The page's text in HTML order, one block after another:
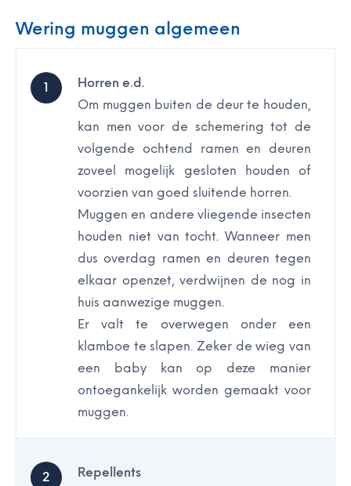
Wering muggen algemeen
Horren e.d.
Om muggen buiten de deur te houden,
kan men voor de schemering tot de
volgende ochtend ramen en deuren
zoveel mogelijk gesloten houden of
voorzien van goed sluitende horren.
Muggen en andere vliegende insecten
houden niet van tocht. Wanneer men
dus overdag ramen en deuren tegen
elkaar openzet, verdwijnen de nog in
huis aanwezige muggen.
Er valt te overwegen onder een
klamboe te slapen. Zeker de wieg van
een baby kan op deze manier
ontoegankelijk worden gemaakt voor
muggen.
Repellents